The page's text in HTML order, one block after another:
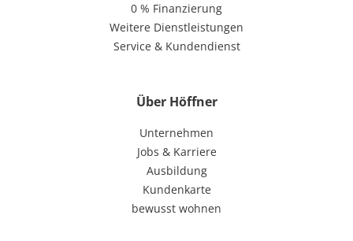
0 % Finanzierung
Weitere Dienstleistungen
Service & Kundendienst
Über Höffner
Unternehmen
Jobs & Karriere
Ausbildung
Kundenkarte
bewusst wohnen